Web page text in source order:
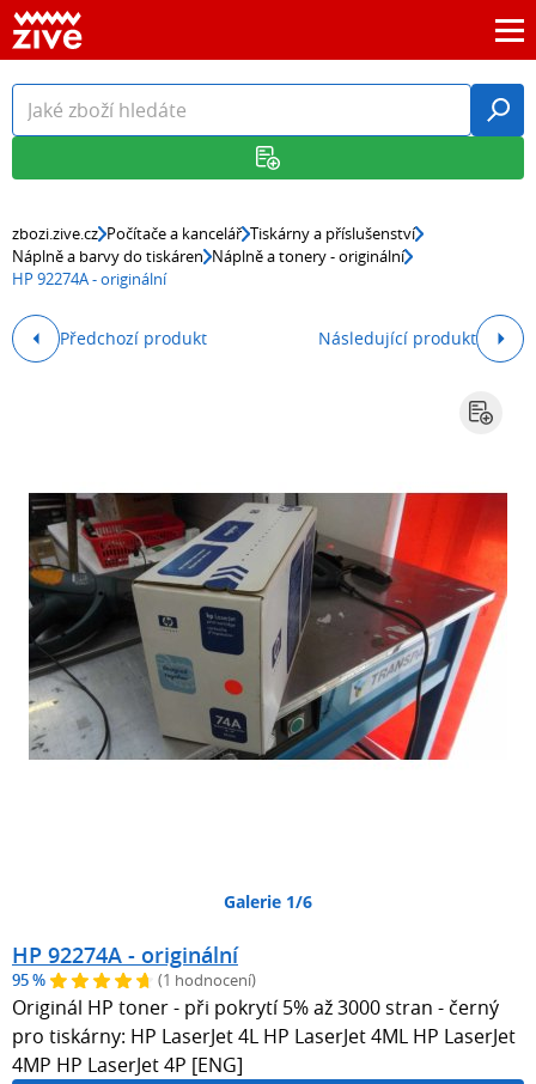
zbozi.zive.cz Počítače a kancelář Tiskárny a příslušenství
Náplně a barvy do tiskáren Náplně a tonery - originální
HP 92274A - originální
Předchozí produkt Následující produkt
Galerie 1/6
HP 92274A - originální
95 % (1 hodnocení)
Originál HP toner - při pokrytí 5% až 3000 stran - černý
pro tiskárny: HP LaserJet 4L HP LaserJet 4ML HP LaserJet
4MP HP LaserJet 4P [ENG]